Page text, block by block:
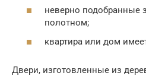
неверно подобранные
полотном;
квартира или дом
Двери, изготовленные из